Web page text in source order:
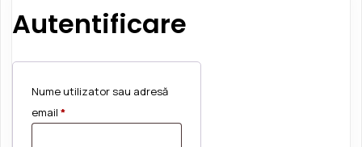
Autentificare
Nume utilizator sau adresă
email *Obligatoriu